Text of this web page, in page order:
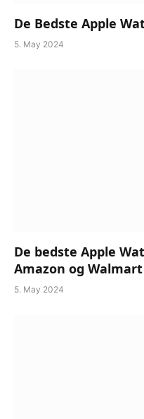
De Bedste Apple
5. May 2024
De bedste Apple
Amazon og Walmart
5. May 2024